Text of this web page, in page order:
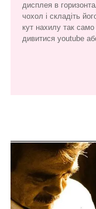
дисплея в
чохол і складіть
кут нахилу так
дивитися youtube